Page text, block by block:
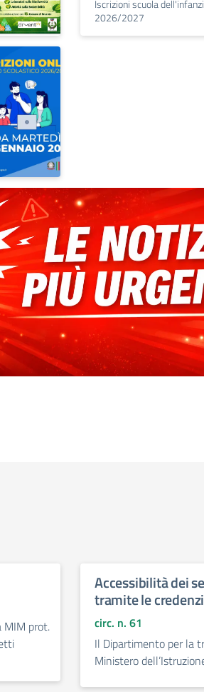
Iscrizioni scuola
2026/2027
MIM prot.
Accessibilità dei
tramite le
circ. n. 61
Il Dipartimento per la
Ministero